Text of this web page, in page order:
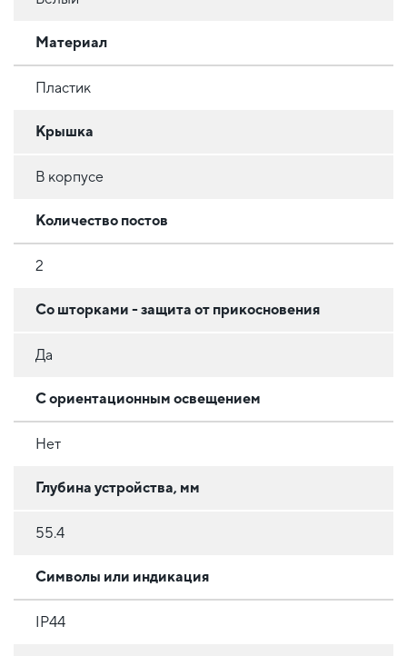
Материал
Пластик
Крышка
В корпусе
Количество постов
2
Со шторками - защита от прикосновения
Да
С ориентационным освещением
Нет
Глубина устройства, мм
55.4
Символы или индикация
IP44